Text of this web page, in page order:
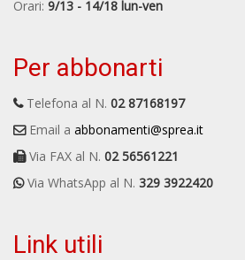
Orari: 9/13 - 14/18 lun-ven
Per abbonarti
Telefona al N. 02 87168197
Email a abbonamenti@sprea.it
Via FAX al N. 02 56561221
Via WhatsApp al N. 329 3922420
Link utili